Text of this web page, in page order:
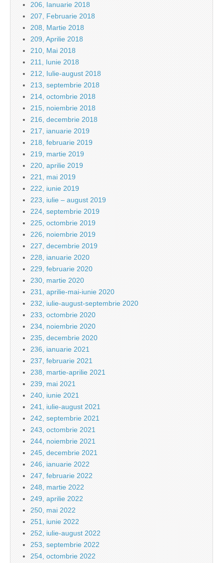
206, Ianuarie 2018
207, Februarie 2018
208, Martie 2018
209, Aprilie 2018
210, Mai 2018
211, Iunie 2018
212, Iulie-august 2018
213, septembrie 2018
214, octombrie 2018
215, noiembrie 2018
216, decembrie 2018
217, ianuarie 2019
218, februarie 2019
219, martie 2019
220, aprilie 2019
221, mai 2019
222, iunie 2019
223, iulie – august 2019
224, septembrie 2019
225, octombrie 2019
226, noiembrie 2019
227, decembrie 2019
228, ianuarie 2020
229, februarie 2020
230, martie 2020
231, aprilie-mai-iunie 2020
232, iulie-august-septembrie 2020
233, octombrie 2020
234, noiembrie 2020
235, decembrie 2020
236, ianuarie 2021
237, februarie 2021
238, martie-aprilie 2021
239, mai 2021
240, iunie 2021
241, iulie-august 2021
242, septembrie 2021
243, octombrie 2021
244, noiembrie 2021
245, decembrie 2021
246, ianuarie 2022
247, februarie 2022
248, martie 2022
249, aprilie 2022
250, mai 2022
251, iunie 2022
252, iulie-august 2022
253, septembrie 2022
254, octombrie 2022